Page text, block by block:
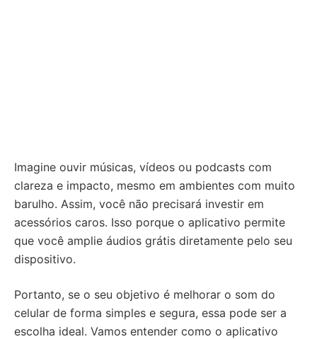
Imagine ouvir músicas, vídeos ou podcasts com
clareza e impacto, mesmo em ambientes com muito
barulho. Assim, você não precisará investir em
acessórios caros. Isso porque o aplicativo permite
que você amplie áudios grátis diretamente pelo seu
dispositivo.
Portanto, se o seu objetivo é melhorar o som do
celular de forma simples e segura, essa pode ser a
escolha ideal. Vamos entender como o aplicativo